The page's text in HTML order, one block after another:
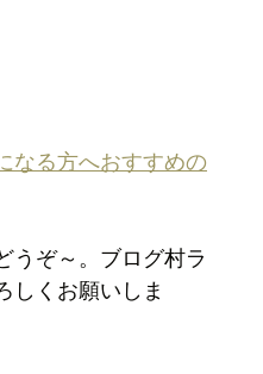
なる方へおすすめの
うぞ～。ブログ村ラ
しくお願いしま